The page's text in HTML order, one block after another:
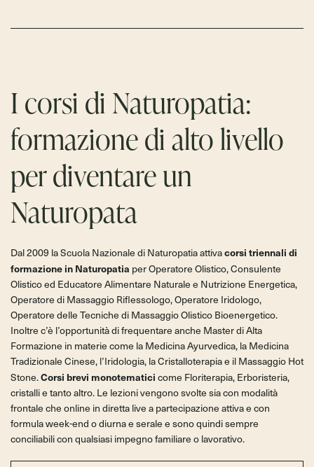
I corsi di Naturopatia:
formazione di alto livello
per diventare un
Naturopata
Dal 2009 la Scuola Nazionale di Naturopatia attivacorsi triennali di
formazione in Naturopatia per Operatore Olistico, Consulente
Olistico ed Educatore Alimentare Naturale e Nutrizione Energetica,
Operatore di Massaggio Riflessologo, Operatore Iridologo,
Operatore delle Tecniche di Massaggio Olistico Bioenergetico.
Inoltre c’è l’opportunità di frequentare anche Master di Alta
Formazione in materie come la Medicina Ayurvedica, la Medicina
Tradizionale Cinese, l’Iridologia, la Cristalloterapia e il Massaggio Hot
Stone.Corsi brevi monotematici come Floriterapia, Erboristeria,
cristalli e tanto altro. Le lezioni vengono svolte sia con modalità
frontale che online in diretta live a partecipazione attiva e con
formula week-end o diurna e serale e sono quindi sempre
conciliabili con qualsiasi impegno familiare o lavorativo.